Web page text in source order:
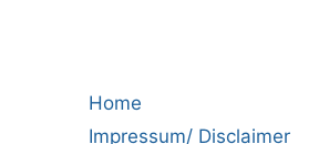
Home
Impressum/ Disclaimer